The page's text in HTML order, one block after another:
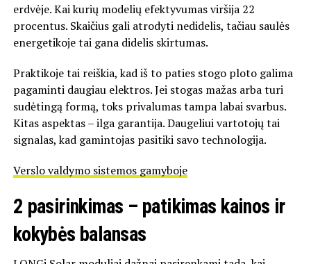
erdvėje. Kai kurių modelių efektyvumas viršija 22
procentus. Skaičius gali atrodyti nedidelis, tačiau saulės
energetikoje tai gana didelis skirtumas.
Praktikoje tai reiškia, kad iš to paties stogo ploto galima
pagaminti daugiau elektros. Jei stogas mažas arba turi
sudėtingą formą, toks privalumas tampa labai svarbus.
Kitas aspektas – ilga garantija. Daugeliui vartotojų tai
signalas, kad gamintojas pasitiki savo technologija.
Verslo valdymo sistemos gamyboje
2 pasirinkimas – patikimas kainos ir
kokybės balansas